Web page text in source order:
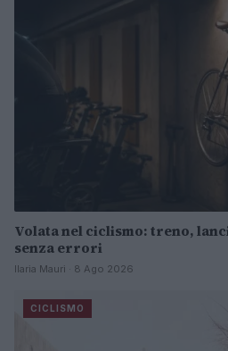
Volata nel ciclismo: treno,
senza errori
Ilaria Mauri · 8 Ago 2026
CICLISMO